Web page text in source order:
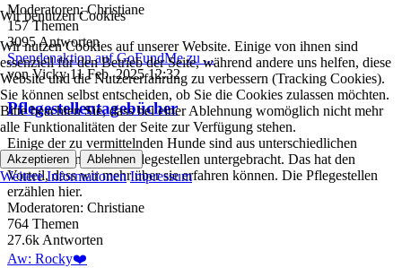
Moderatoren:Christiane
157 Themen
3095Antworten
Spendenaktion auf GoFundMe zu ...
vonVicky 11 Feb. 2025 12:32
Pflegestellentagebücher
Einige der zu vermittelnden Hunde sind aus unterschiedlichen
Gründen zunächst in Pflegestellen untergebracht. Das hat den
Vorteil, dass wir mehr über sie erfahren können. Die Pflegestellen
erzählen hier.
Moderatoren: Christiane
764 Themen
27.6k Antworten
Aw: Rocky❤️
Wir benutzen Cookies
Wir nutzen Cookies auf unserer Website. Einige von ihnen sind
essenziell für den Betrieb der Seite, während andere uns helfen, diese
Website und die Nutzererfahrung zu verbessern (Tracking Cookies).
Sie können selbst entscheiden, ob Sie die Cookies zulassen möchten.
Bitte beachten Sie, dass bei einer Ablehnung womöglich nicht mehr
alle Funktionalitäten der Seite zur Verfügung stehen.
Akzeptieren Ablehnen
Weitere Informationen Impressum